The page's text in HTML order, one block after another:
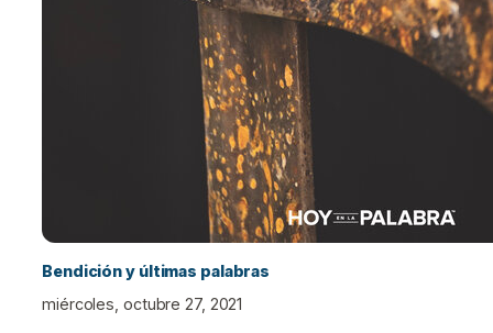
Bendición y últimas palabras
miércoles, octubre 27, 2021